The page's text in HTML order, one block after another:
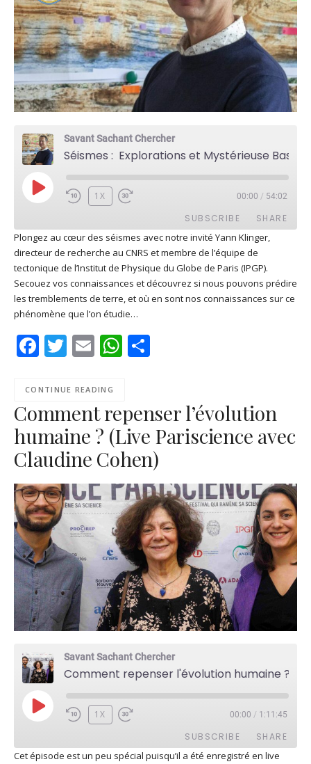
Savant Sachant Chercher
PLAY
EPISODE
1X 00:00 / 54:02
SUBSCRIBE SHARE
Apple Podcasts Deezer
Google Play PocketCasts
Podcast Addict RSS
RSS FEED
SHARE
LINK
EMBED
Plongez au cœur des séismes avec notre invité Yann Klinger,
directeur de recherche au CNRS et membre de l’équipe de
tectonique de l’Institut de Physique du Globe de Paris (IPGP).
Secouez vos connaissances et découvrez si nous pouvons prédire
les tremblements de terre, et où en sont nos connaissances sur ce
phénomène que l’on étudie…
Facebook
Twitter
EmailWhatsApp
CONTINUE READING
Comment repenser l’évolution
humaine ? (Live Pariscience avec
Claudine Cohen)
Savant Sachant Chercher
PLAY
EPISODE
1X 00:00 / 1:11:45
SUBSCRIBE SHARE
Cet épisode est un peu spécial puisqu’il a été enregistré en live